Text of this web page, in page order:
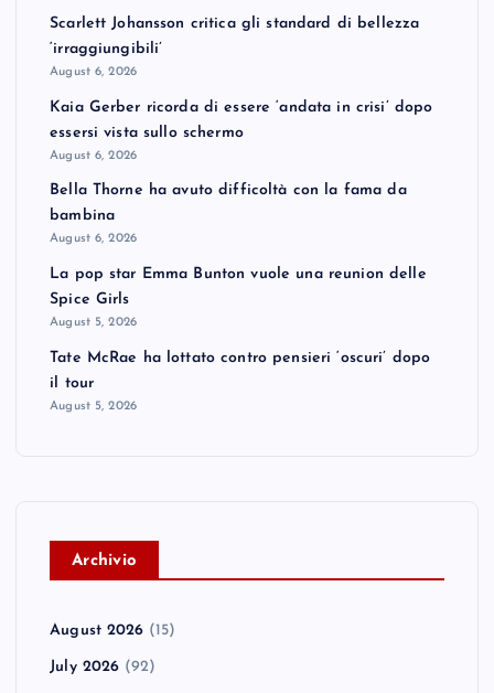
Scarlett Johansson critica gli standard di bellezza
‘irraggiungibili’
August 6, 2026
Kaia Gerber ricorda di essere ‘andata in crisi’ dopo
essersi vista sullo schermo
August 6, 2026
Bella Thorne ha avuto difficoltà con la fama da
bambina
August 6, 2026
La pop star Emma Bunton vuole una reunion delle
Spice Girls
August 5, 2026
Tate McRae ha lottato contro pensieri ‘oscuri’ dopo
il tour
August 5, 2026
Archivio
August 2026 (15)
July 2026 (92)